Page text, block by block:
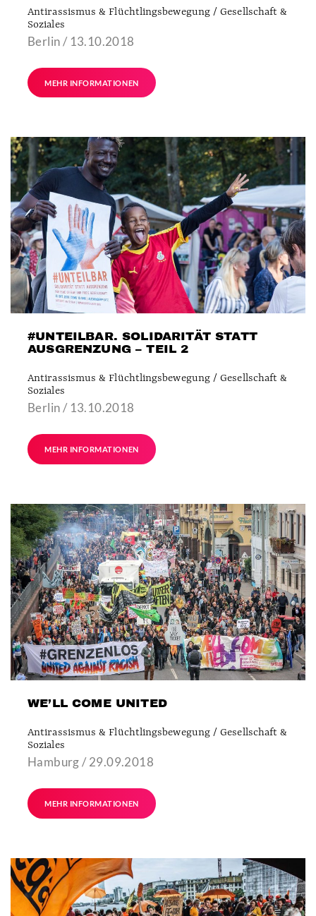
Antirassismus & Flüchtlingsbewegung / Gesellschaft &
Soziales
Berlin / 13.10.2018
MEHR INFORMATIONEN
#UNTEILBAR. SOLIDARITÄT STATT
AUSGRENZUNG – TEIL 2
Antirassismus & Flüchtlingsbewegung / Gesellschaft &
Soziales
Berlin / 13.10.2018
MEHR INFORMATIONEN
WE’LL COME UNITED
Antirassismus & Flüchtlingsbewegung / Gesellschaft &
Soziales
Hamburg / 29.09.2018
MEHR INFORMATIONEN